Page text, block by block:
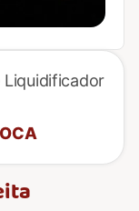
Liquidificador